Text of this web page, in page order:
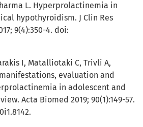
L. Hyperprolactinemia in
hypothyroidism. J Clin Res
9(4):350-4. doi:
I, Matalliotaki C, Trivli A,
evaluation and
in adolescent and
Acta Biomed 2019; 90(1):149-57.